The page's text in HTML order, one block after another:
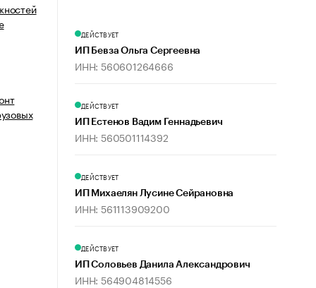
ДЕЙСТВУЕТ
ИП Бевза Ольга Сергеевна
ИНН: 560601264666
ДЕЙСТВУЕТ
ИП Естенов Вадим Геннадьевич
ИНН: 560501114392
ДЕЙСТВУЕТ
ИП Михаелян Лусине Сейрановна
ИНН: 561113909200
ДЕЙСТВУЕТ
ИП Соловьев Данила Александрович
ИНН: 564904814556